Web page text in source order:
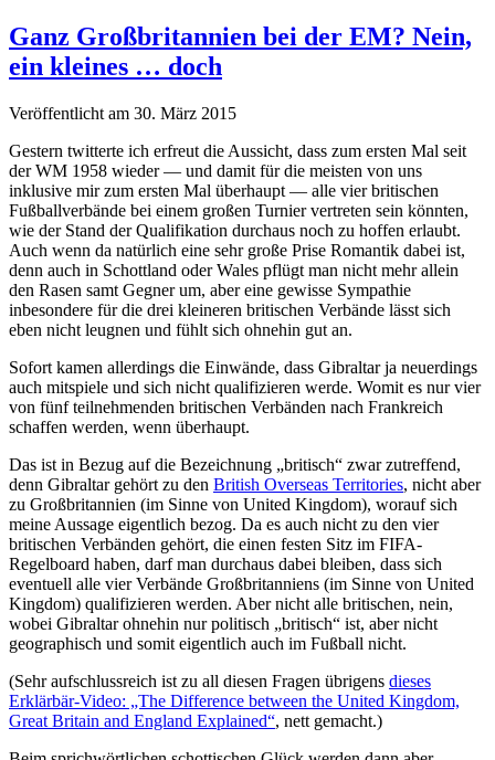
Ganz Großbritannien bei der EM? Nein,
ein kleines … doch
Veröffentlicht am 30. März 2015
Gestern twitterte ich erfreut die Aussicht, dass zum ersten Mal seit
der WM 1958 wieder — und damit für die meisten von uns
inklusive mir zum ersten Mal überhaupt — alle vier britischen
Fußballverbände bei einem großen Turnier vertreten sein könnten,
wie der Stand der Qualifikation durchaus noch zu hoffen erlaubt.
Auch wenn da natürlich eine sehr große Prise Romantik dabei ist,
denn auch in Schottland oder Wales pflügt man nicht mehr allein
den Rasen samt Gegner um, aber eine gewisse Sympathie
inbesondere für die drei kleineren britischen Verbände lässt sich
eben nicht leugnen und fühlt sich ohnehin gut an.
Sofort kamen allerdings die Einwände, dass Gibraltar ja neuerdings
auch mitspiele und sich nicht qualifizieren werde. Womit es nur vier
von fünf teilnehmenden britischen Verbänden nach Frankreich
schaffen werden, wenn überhaupt.
Das ist in Bezug auf die Bezeichnung „britisch“ zwar zutreffend,
denn Gibraltar gehört zu den British Overseas Territories, nicht aber
zu Großbritannien (im Sinne von United Kingdom), worauf sich
meine Aussage eigentlich bezog. Da es auch nicht zu den vier
britischen Verbänden gehört, die einen festen Sitz im FIFA-
Regelboard haben, darf man durchaus dabei bleiben, dass sich
eventuell alle vier Verbände Großbritanniens (im Sinne von United
Kingdom) qualifizieren werden. Aber nicht alle britischen, nein,
wobei Gibraltar ohnehin nur politisch „britisch“ ist, aber nicht
geographisch und somit eigentlich auch im Fußball nicht.
(Sehr aufschlussreich ist zu all diesen Fragen übrigens dieses
Erklärbär-Video: „The Difference between the United Kingdom,
Great Britain and England Explained“, nett gemacht.)